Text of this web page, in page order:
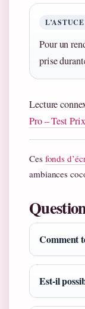
Pour un
prise
Lecture
Pro – Test
Ces fonds
ambiances
Comment
Est-il